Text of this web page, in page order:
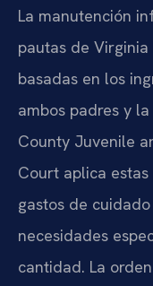
La manutención
pautas de
basadas en los
ambos padres y
County Juvenile
Court aplica
gastos de
necesidades
cantidad. La